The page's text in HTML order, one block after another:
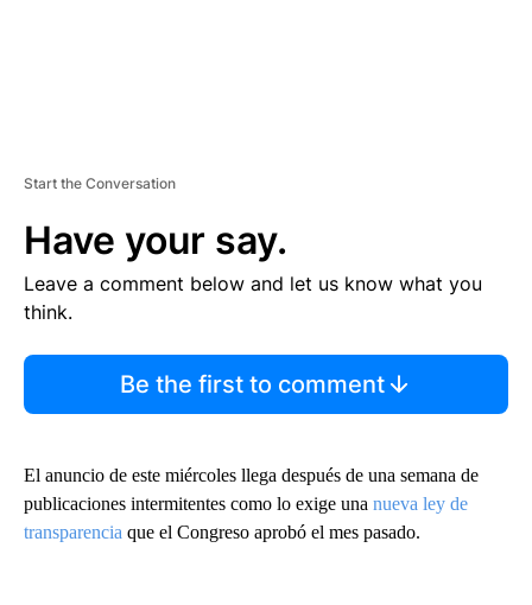
Start the Conversation
Have your say.
Leave a comment below and let us know what you
think.
Be the first to comment
El anuncio de este miércoles llega después de una semana de
publicaciones intermitentes como lo exige una nueva ley de
transparencia que el Congreso aprobó el mes pasado.